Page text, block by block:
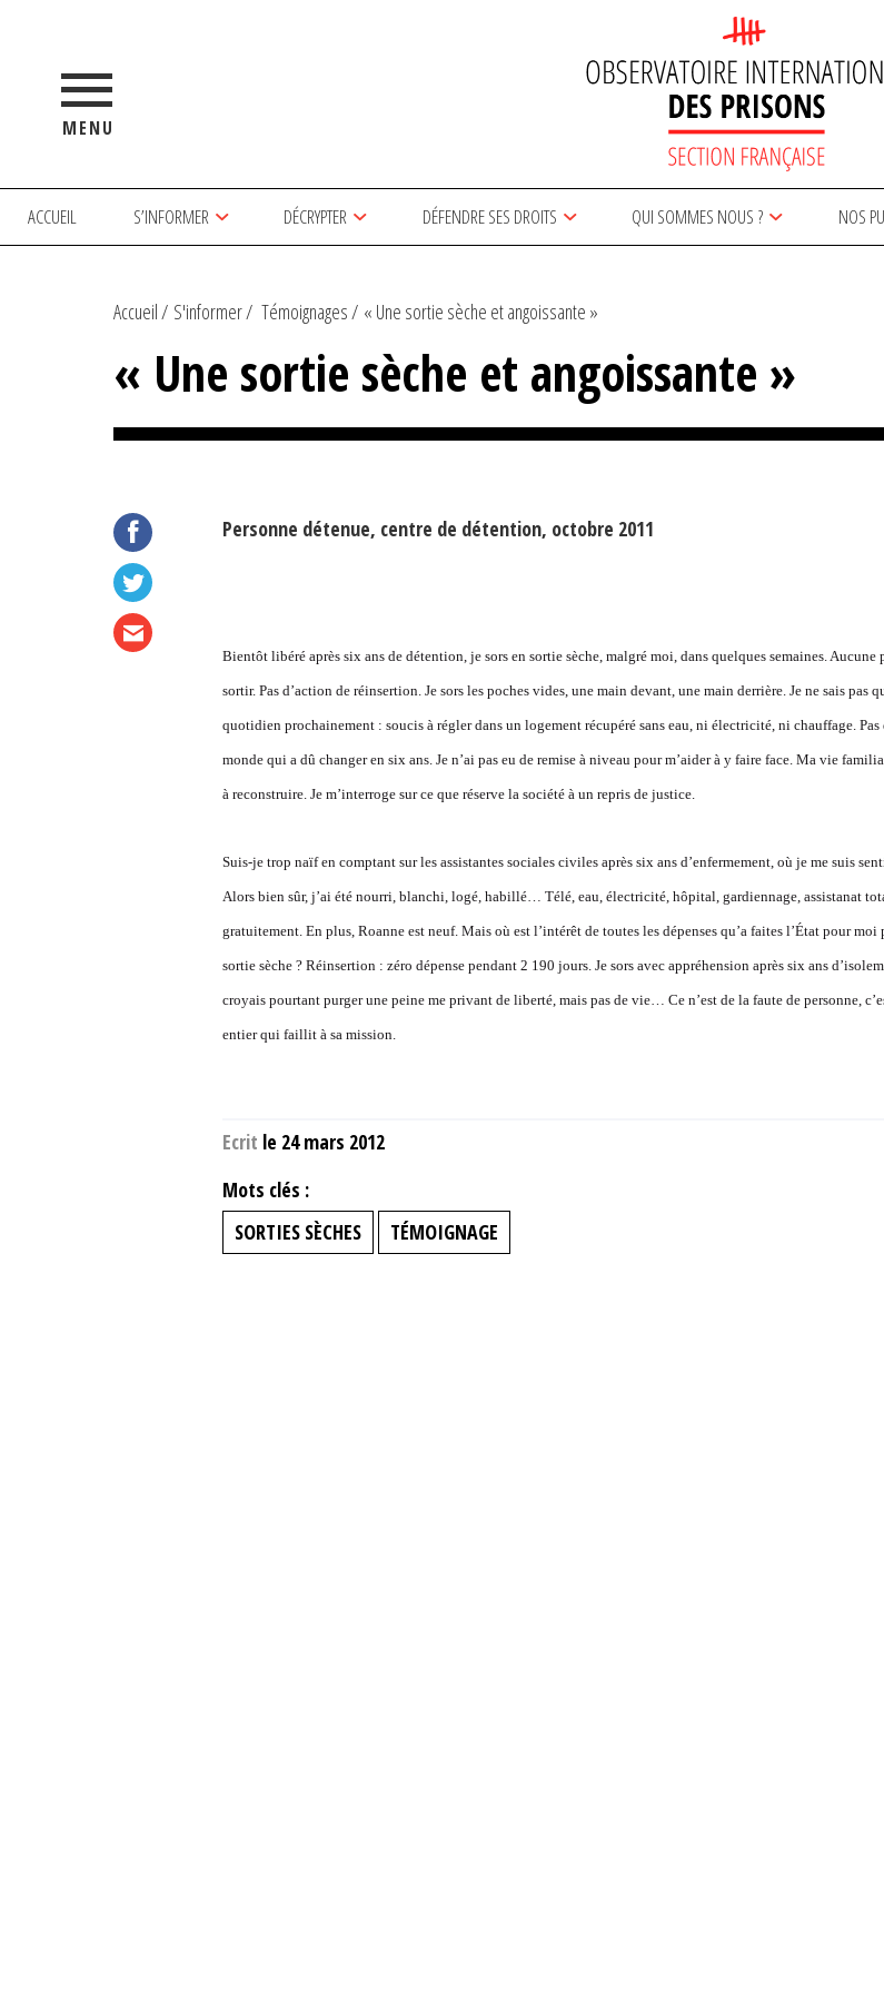
MENU
ACCUEIL S’INFORMER DÉCRYPTER DÉFENDRE SES DROITS QUI SOMMES NOUS ? NOS
Accueil S'informer Témoignages « Une sortie sèche et angoissante »
« Une sortie sèche et angoissante »
Personne détenue, centre de détention, octobre 2011
Bientôt libéré après six ans de détention, je sors en sortie sèche, malgré moi, dans quelques semaines. Aucune
sortir. Pas d’action de réinsertion. Je sors les poches vides, une main devant, une main derrière. Je ne sais pas
quotidien prochainement : soucis à régler dans un logement récupéré sans eau, ni électricité, ni chauffage.
monde qui a dû changer en six ans. Je n’ai pas eu de remise à niveau pour m’aider à y faire face. Ma vie
à reconstruire. Je m’interroge sur ce que réserve la société à un repris de justice.
Suis-je trop naïf en comptant sur les assistantes sociales civiles après six ans d’enfermement, où je me suis
Alors bien sûr, j’ai été nourri, blanchi, logé, habillé… Télé, eau, électricité, hôpital, gardiennage, assistanat
gratuitement. En plus, Roanne est neuf. Mais où est l’intérêt de toutes les dépenses qu’a faites l’État pour moi
sortie sèche ? Réinsertion : zéro dépense pendant 2 190 jours. Je sors avec appréhension après six ans
croyais pourtant purger une peine me privant de liberté, mais pas de vie… Ce n’est de la faute de personne,
entier qui faillit à sa mission.
Ecrit le 24 mars 2012
Mots clés :
SORTIES SÈCHES
TÉMOIGNAGE